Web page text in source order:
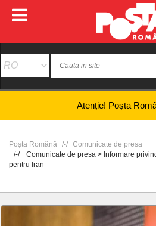
Atenție! Poșta Română
Poșta Română
Comunicate de presa
Comunicate de presa > Informare
pentru Iran